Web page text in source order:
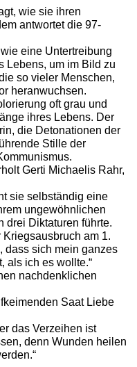
wie sie ihren
antwortet die 97-
eine Untertreibung
Lebens, um im Bild zu
so vieler Menschen,
heranwuchsen.
oft grau und
ihres Lebens. Der
die Detonationen der
Stille der
Gerti Michaelis Rahr,
sie selbständig eine
ungewöhnlichen
drei Diktaturen führte.
Kriegsausbruch am 1.
dass sich mein ganzes
als ich es wollte.“
nachdenklichen
Saat Liebe
das Verzeihen ist
denn Wunden heilen